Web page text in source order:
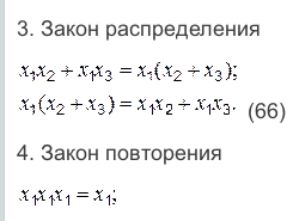
3. Закон распределения
(66)
4. Закон повторения